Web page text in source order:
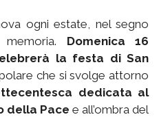
ogni estate, nel segno
Domenica 16
la festa di San
che si svolge attorno
dedicata al
della Pace e all’ombra del